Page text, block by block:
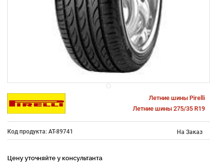
Летние шины Pirelli
Летние шины 275/35 R19
Код продукта: AT-89741 На Заказ
Цену уточняйте у консультанта